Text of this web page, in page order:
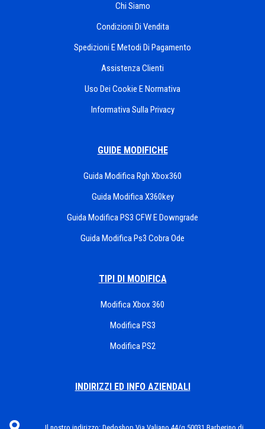
Chi Siamo
Condizioni Di Vendita
Spedizioni E Metodi Di Pagamento
Assistenza Clienti
Uso Dei Cookie E Normativa
Informativa Sulla Privacy
GUIDE MODIFICHE
Guida Modifica Rgh Xbox360
Guida Modifica X360key
Guida Modifica PS3 CFW E Downgrade
Guida Modifica Ps3 Cobra Ode
TIPI DI MODIFICA
Modifica Xbox 360
Modifica PS3
Modifica PS2
INDIRIZZI ED INFO AZIENDALI